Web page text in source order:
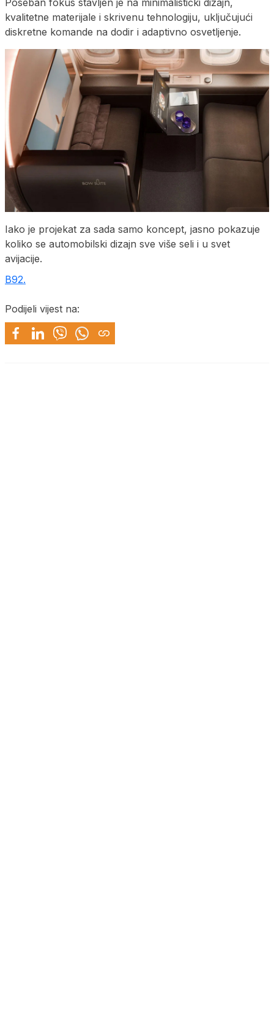
kvalitetne materijale i skrivenu tehnologiju, uključujući
diskretne komande na dodir i adaptivno osvetljenje.
Iako je projekat za sada samo koncept, jasno pokazuje
koliko se automobilski dizajn sve više seli i u svet
avijacije.
B92.
Podijeli vijest na: